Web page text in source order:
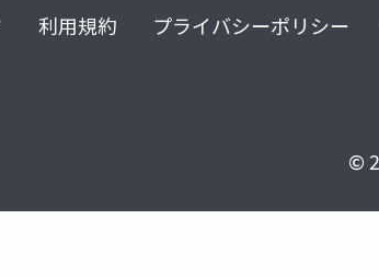
利用規約 プライバシーポリシー
©